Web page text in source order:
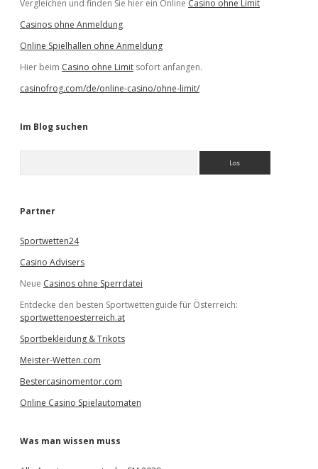
Vergleichen und finden Sie hier ein Online Casino ohne Limit
Casinos ohne Anmeldung
Online Spielhallen ohne Anmeldung
Hier beim Casino ohne Limit sofort anfangen.
casinofrog.com/de/online-casino/ohne-limit/
Im Blog suchen
e
Partner
Sportwetten24
Casino Advisers
Neue Casinos ohne Sperrdatei
Entdecke den besten Sportwettenguide für Österreich:
sportwettenoesterreich.at
Sportbekleidung & Trikots
Meister-Wetten.com
Bestercasinomentor.com
Online Casino Spielautomaten
Was man wissen muss